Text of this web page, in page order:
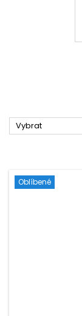
Vybrat
Oblíbené